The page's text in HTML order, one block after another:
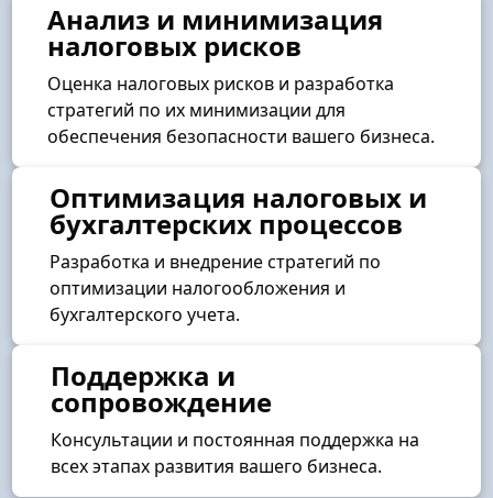
Анализ и минимизация
налоговых рисков
Оценка налоговых рисков и разработка
стратегий по их минимизации для
обеспечения безопасности вашего бизнеса.
Оптимизация налоговых и
бухгалтерских процессов
Разработка и внедрение стратегий по
оптимизации налогообложения и
бухгалтерского учета.
Поддержка и
сопровождение
Консультации и постоянная поддержка на
всех этапах развития вашего бизнеса.